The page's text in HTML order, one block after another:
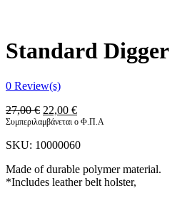
Standard Digger
0 Review(s)
27,00€ Original
price
27,00 €.
22,00 €Η
τρέχουσα
είναι:
Συμπεριλαμβάνεται ο Φ.Π.Α
SKU: 10000060
Made of durable polymer material.
*Includes leather belt holster,